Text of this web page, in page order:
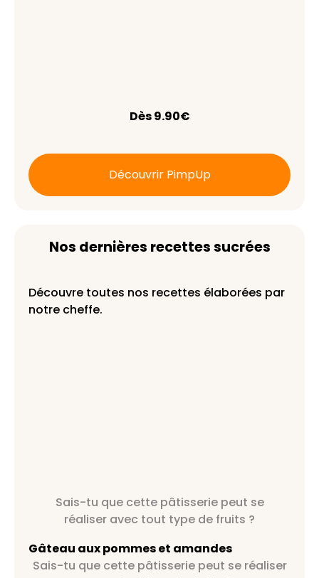
Dès 9.90€
Découvrir PimpUp
Nos dernières recettes sucrées
Découvre toutes nos recettes élaborées par
notre cheffe.
Sais-tu que cette pâtisserie peut se
réaliser avec tout type de fruits ?
Gâteau aux pommes et amandes
Sais-tu que cette pâtisserie peut se réaliser